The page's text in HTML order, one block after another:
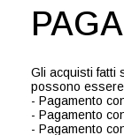
Gli acquisti fatti
possono
- Pagamento
- Pagamento
- Pagamento